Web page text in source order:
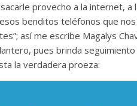
provecho a la internet,
benditos teléfonos que nos
así me escribe Magalys
pues brinda
la verdadera proeza: